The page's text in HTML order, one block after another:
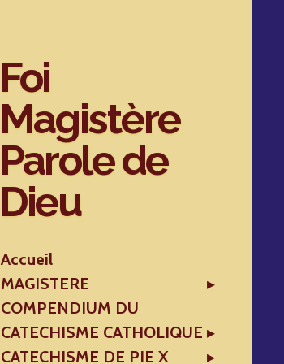
Foi
Magistère
Parole de
Dieu
Accueil
MAGISTERE
COMPENDIUM DU
CATECHISME CATHOLIQUE
CATECHISME DE PIE X